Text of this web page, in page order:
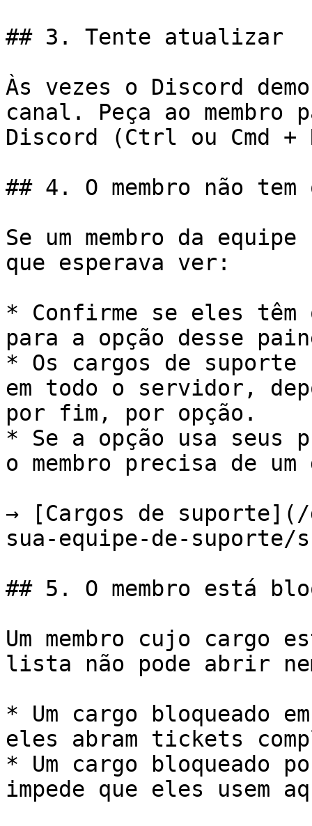
## 3. Tente atualizar
Às vezes o Discord
canal. Peça ao
Discord (Ctrl ou Cmd +
## 4. O membro não
Se um membro da
que esperava ver:
* Confirme se eles
para a opção desse
* Os cargos de suporte
em todo o servidor,
por fim, por opção.
* Se a opção usa seus
o membro precisa de
→ [Cargos de
sua-equipe-de-suporte/
## 5. O membro está
Um membro cujo cargo
lista não pode abrir
* Um cargo bloqueado
eles abram tickets
* Um cargo bloqueado
impede que eles usem